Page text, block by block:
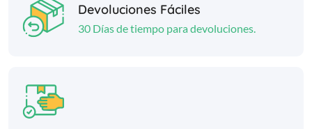
Devoluciones Fáciles
30 Días de tiempo para devoluciones.